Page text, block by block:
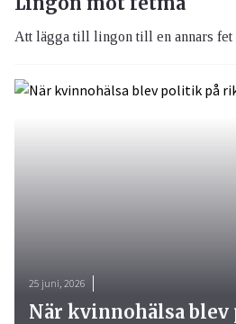
Att lägga till lingon till en annars fet
25 juni, 2026
När kvinnohälsa